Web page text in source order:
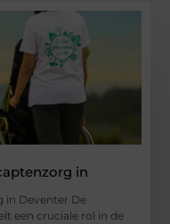
in
in Deventer De
een cruciale rol in de